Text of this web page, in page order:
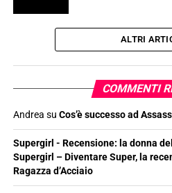
ALTRI
COMMENTI
Andrea su Cos’è successo ad
Supergirl - Recensione: la donna
Supergirl – Diventare Super, la
Ragazza d’Acciaio